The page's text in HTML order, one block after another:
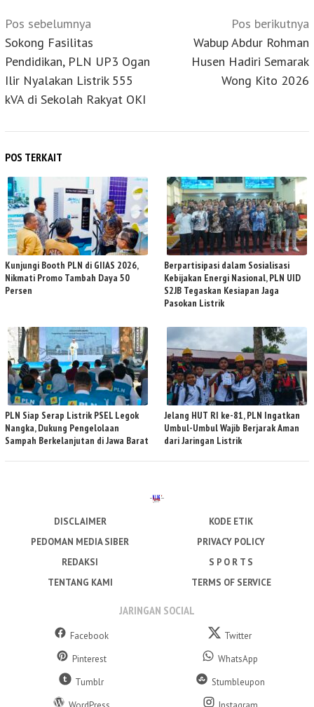
Navigasi
pos
Pos sebelumnya
Sokong Fasilitas
Pendidikan, PLN UP3 Ogan
Ilir Nyalakan Listrik 555
kVA di Sekolah Rakyat OKI
Pos berikutnya
Wabup Abdur Rohman
Husen Hadiri Semarak
Wong Kito 2026
POS TERKAIT
Kunjungi Booth PLN di GIIAS 2026,
Nikmati Promo Tambah Daya 50
Persen
Berpartisipasi dalam Sosialisasi
Kebijakan Energi Nasional, PLN UID
S2JB Tegaskan Kesiapan Jaga
Pasokan Listrik
PLN Siap Serap Listrik PSEL Legok
Nangka, Dukung Pengelolaan
Sampah Berkelanjutan di Jawa Barat
Jelang HUT RI ke-81, PLN Ingatkan
Umbul-Umbul Wajib Berjarak Aman
dari Jaringan Listrik
DISCLAIMER
KODE ETIK
PEDOMAN MEDIA SIBER
PRIVACY POLICY
REDAKSI
S P O R T S
TENTANG KAMI
TERMS OF SERVICE
JARINGAN SOCIAL
Facebook
Twitter
Pinterest
WhatsApp
Tumblr
Stumbleupon